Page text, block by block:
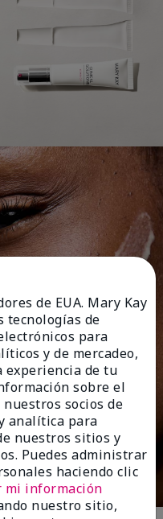
de EUA. Mary Kay
tecnologías de
para
y de mercadeo,
experiencia de tu
sobre el
socios de
analítica para
nuestros sitios y
Puedes administrar
haciendo clic
mi información
nuestro sitio,